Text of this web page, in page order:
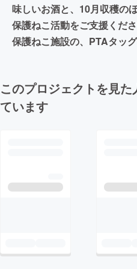
味しいお酒と、10月収穫の
保護ねこ活動をご支援くだ
保護ねこ施設の、PTAタッ
このプロジェクトを見
ています